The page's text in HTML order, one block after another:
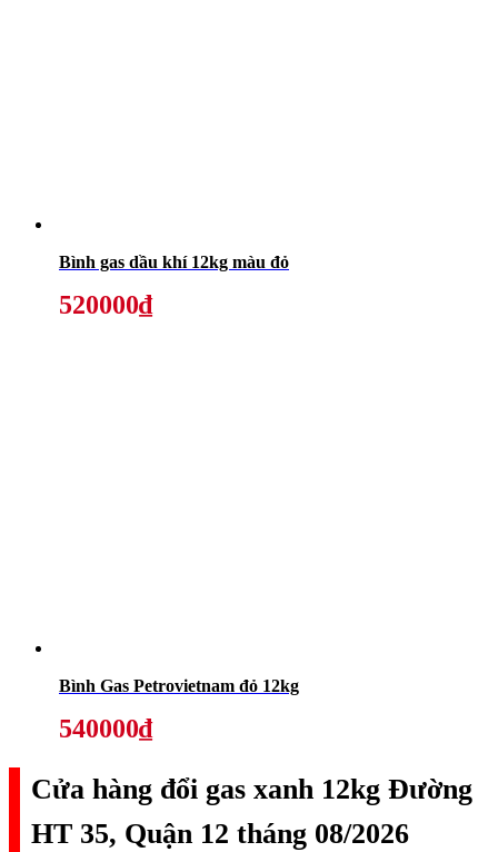
Bình gas dầu khí 12kg màu đỏ
520000₫
Bình Gas Petrovietnam đỏ 12kg
540000₫
Cửa hàng đổi gas xanh 12kg Đường
HT 35, Quận 12 tháng 08/2026